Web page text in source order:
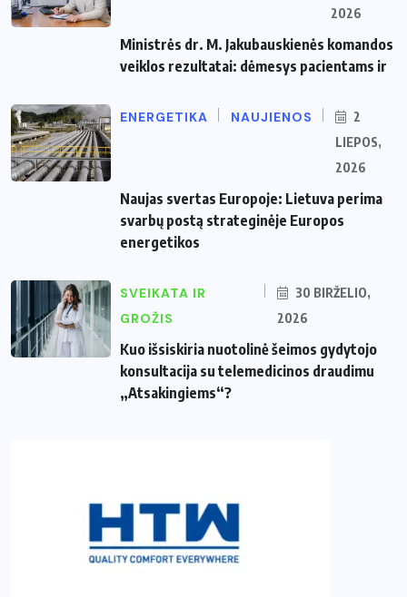
2026
Ministrės dr. M. Jakubauskienės komandos
veiklos rezultatai: dėmesys pacientams ir
ENERGETIKA NAUJIENOS
2
LIEPOS,
2026
Naujas svertas Europoje: Lietuva perima
svarbų postą strateginėje Europos
energetikos
SVEIKATA IR
GROŽIS
30 BIRŽELIO,
2026
Kuo išsiskiria nuotolinė šeimos gydytojo
konsultacija su telemedicinos draudimu
„Atsakingiems“?